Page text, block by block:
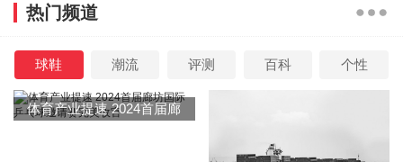
星爵在《银河护卫队3》的故事本可以作为这个角色的结
得·奎尔将在《复仇者联盟:康之王朝》或《秘密战争》中回
归。还有一个未经证实的信息：克里斯·帕拉特也可能在迪士
尼个人电视剧中继续出演彼得·奎尔。但奎尔再与新的银河护
卫队合作得可能性已经不大了，因为如果再让星爵回到护卫
热门频道
球鞋 潮流 评测 百科 个性
体育产业提速 2024首届廊